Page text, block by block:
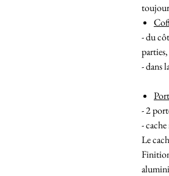
- du
- dans
- 2
-
Le